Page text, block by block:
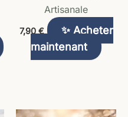
Artisanale
7,90 €
✨ Acheter
maintenant
la
page
du